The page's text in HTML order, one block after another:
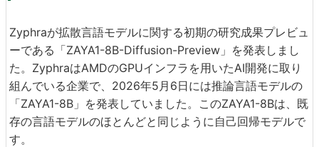
Zyphraが拡散言語モデルに関する初期の研究成果プレビュ
ーである「ZAYA1-8B-Diffusion-Preview」を発表しまし
た。ZyphraはAMDのGPUインフラを用いたAI開発に取り
組んでいる企業で、2026年5月6日には推論言語モデルの
「ZAYA1-8B」を発表していました。このZAYA1-8Bは、既
存の言語モデルのほとんどと同じように自己回帰モデルで
す。